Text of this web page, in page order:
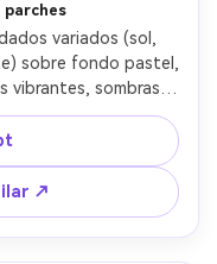
parches
variados (sol,
sobre fondo pastel,
vibrantes, sombras
clave, tomada con
de fotografía de
--ar 4:5
↗